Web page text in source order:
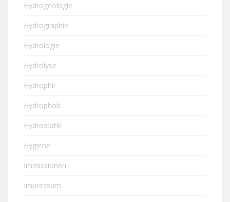
Hydrogeologie
Hydrographie
Hydrologie
Hydrolyse
Hydrophil
Hydrophob
Hydrostatik
Hygiene
Immissionen
Impressum